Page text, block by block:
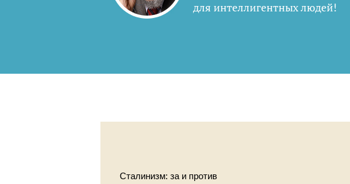
для интеллигентных людей!
Сталинизм: за и против